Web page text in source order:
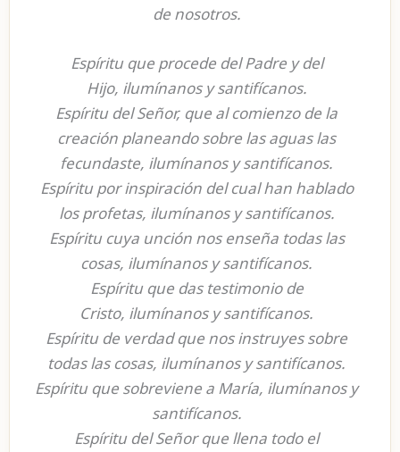
de nosotros.
Espíritu que procede del Padre y del
Hijo, ilumínanos y santifícanos.
Espíritu del Señor, que al comienzo de la
creación planeando sobre las aguas las
fecundaste, ilumínanos y santifícanos.
Espíritu por inspiración del cual han hablado
los profetas, ilumínanos y santifícanos.
Espíritu cuya unción nos enseña todas las
cosas, ilumínanos y santifícanos.
Espíritu que das testimonio de
Cristo, ilumínanos y santifícanos.
Espíritu de verdad que nos instruyes sobre
todas las cosas, ilumínanos y santifícanos.
Espíritu que sobreviene a María, ilumínanos y
santifícanos.
Espíritu del Señor que llena todo el